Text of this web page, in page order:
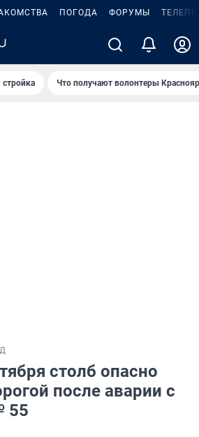
ПОГОДА ФОРУМЫ
Что получают волонтеры
столб опасно
после аварии с
55